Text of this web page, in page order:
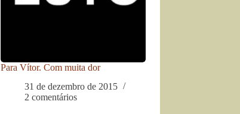
Para Vítor. Com muita dor
31 de dezembro de 2015
2 comentários